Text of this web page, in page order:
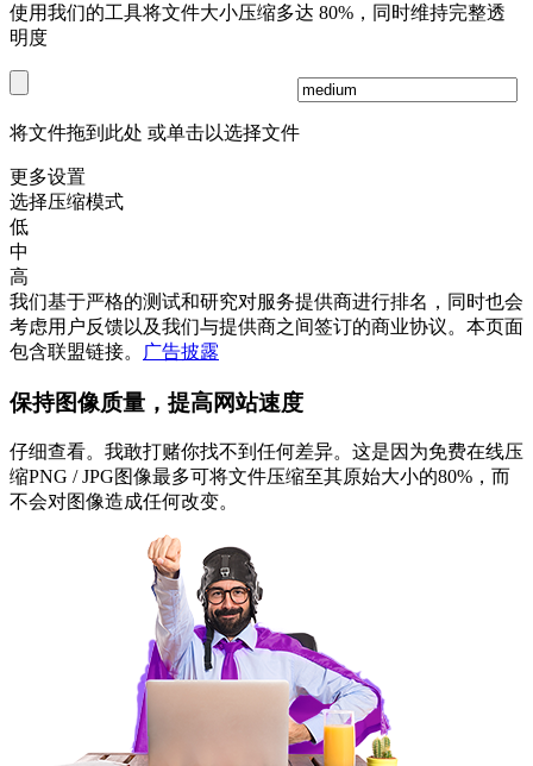
使用我们的工具将文件大小压缩多达 80%，同时维持完整透
明度
将文件拖到此处 或单击以选择文件
更多设置
选择压缩模式
低
中
高
我们基于严格的测试和研究对服务提供商进行排名，同时也会
考虑用户反馈以及我们与提供商之间签订的商业协议。本页面
包含联盟链接。
广告披露
保持图像质量，提高网站速度
仔细查看。我敢打赌你找不到任何差异。这是因为免费在线压
缩PNG / JPG图像最多可将文件压缩至其原始大小的80%，而
不会对图像造成任何改变。